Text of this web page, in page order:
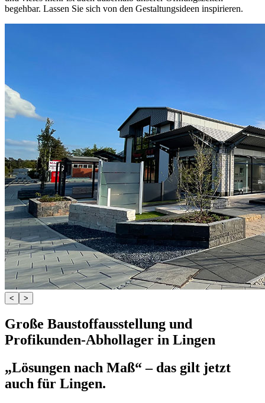
begehbar. Lassen Sie sich von den Gestaltungsideen inspirieren.
< >
Große Baustoffausstellung und
Profikunden-Abhollager in Lingen
„Lösungen nach Maß“ – das gilt jetzt
auch für Lingen.